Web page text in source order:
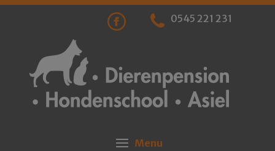
0545 221 231